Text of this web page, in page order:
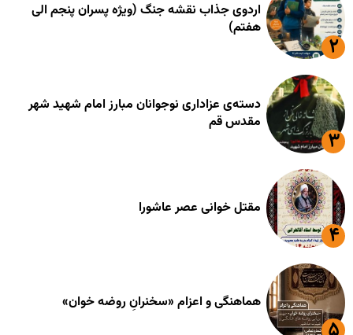
اردوی جذاب نقشه جنگ (ویژه پسران پنجم الی
هفتم)
دسته‌ی عزاداری نوجوانان مبارز امام شهید شهر
مقدس قم
مقتل خوانی عصر عاشورا
هماهنگی و اعزام «سخنرانِ روضه خوان»